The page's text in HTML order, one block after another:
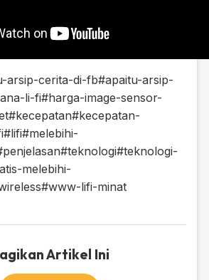
arsip-cerita-di-fb#apaitu-arsip-
li-fi#harga-image-sensor-
#kecepatan#kecepatan-
#lifi#melebihi-
#teknologi#teknologi-
melebihi-
#www-lifi-minat
Artikel Ini